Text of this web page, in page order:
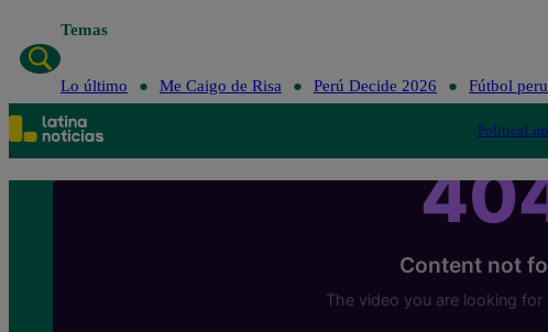
Temas
Lo último Me Caigo de Risa Perú Decide 2026 Fútbol
Política